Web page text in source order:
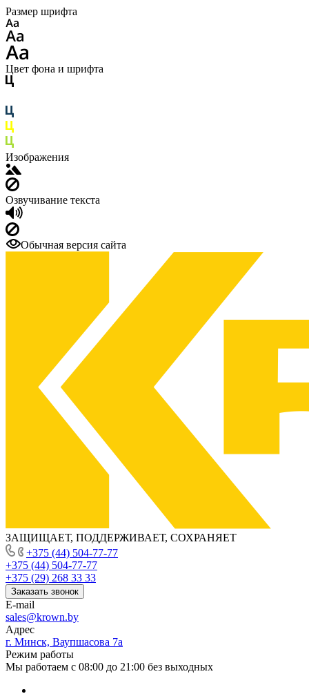
Размер шрифта
Цвет фона и шрифта
Изображения
Озвучивание текста
Обычная версия сайта
ЗАЩИЩАЕТ, ПОДДЕРЖИВАЕТ, СОХРАНЯЕТ
+375 (44) 504-77-77
+375 (44) 504-77-77
+375 (29) 268 33 33
Заказать звонок
E-mail
sales@krown.by
Адрес
г. Минск, Ваупшасова 7а
Режим работы
Мы работаем с 08:00 до 21:00 без выходных